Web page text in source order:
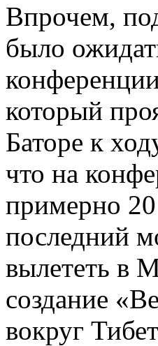
Впрочем,
было
который
Баторе к
что на
примерно 20
последний
вылететь в
создание
вокруг